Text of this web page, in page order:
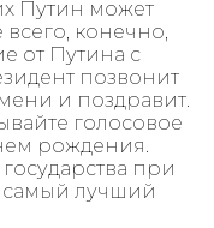
Путин может
конечно,
от Путина с
позвонит
и поздравит.
голосовое
рождения.
при
самый лучший